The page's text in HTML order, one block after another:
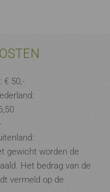
€ 50,-
gewicht worden de
Het bedrag van de
vermeld op de